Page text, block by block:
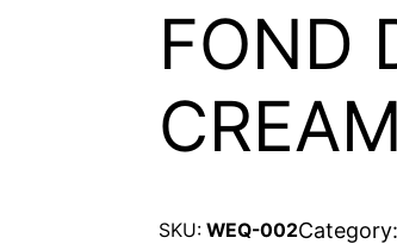
FOND
SKU: WEQ-002Category: